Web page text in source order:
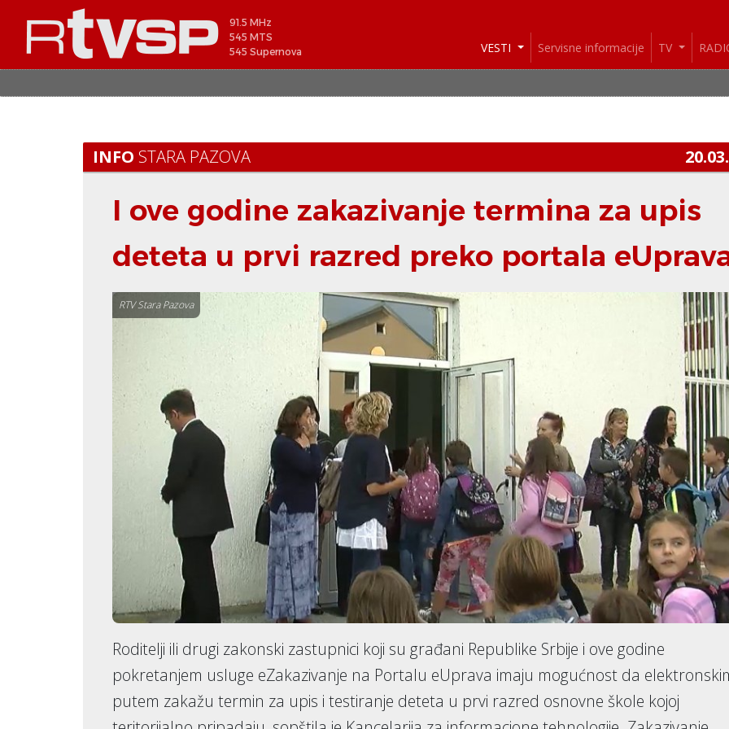
91.5 MHz
545 MTS
545 Supernova
VESTI Servisne informacije TV
INFO STARA PAZOVA
I ove godine zakazivanje termina za upis
deteta u prvi razred preko portala
RTV Stara Pazova
Roditelji ili drugi zakonski zastupnici koji su građani Republike Srbije i ove godine
pokretanjem usluge eZakazivanje na Portalu eUprava imaju mogućnost da
putem zakažu termin za upis i testiranje deteta u prvi razred osnovne škole kojoj